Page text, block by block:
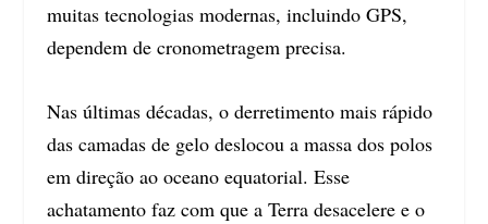
muitas tecnologias modernas, incluindo GPS,
dependem de cronometragem precisa.
Nas últimas décadas, o derretimento mais rápido
das camadas de gelo deslocou a massa dos polos
em direção ao oceano equatorial. Esse
achatamento faz com que a Terra desacelere e o